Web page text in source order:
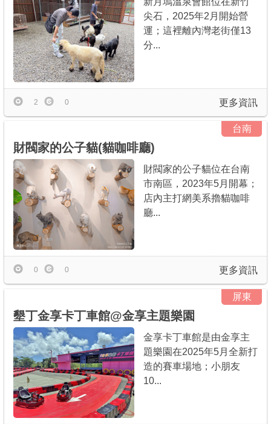
尖石，2025年2月開始營
運；這裡離內灣老街僅13
分...
更多資訊
2 0
台南
財閥家的公子貓(貓咖啡廳)
財閥家的公子貓位在台南
市南區，2023年5月開幕；
店內主打網美系擼貓咖啡
廳...
更多資訊
0 0
屏東
墾丁金享卡丁車館@金享主題樂園
金享卡丁車館是由金享主
題樂園在2025年5月全新打
造的賽車場地；小朋友
10...